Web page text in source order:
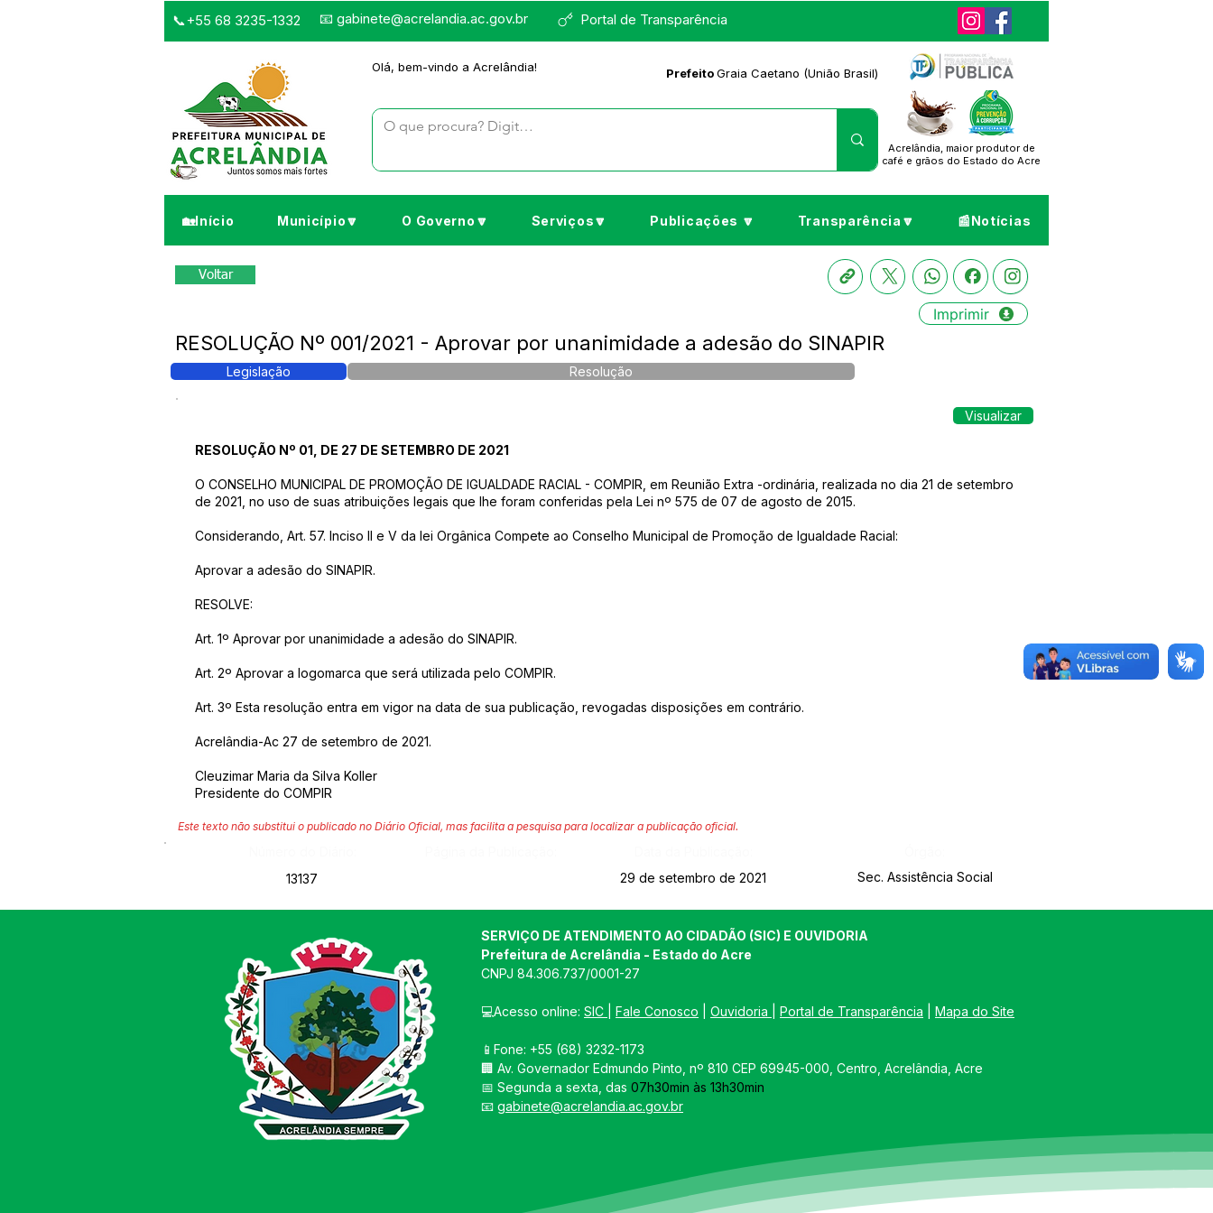
Portal de Transparência
📞+55 68 3235-1332 📧 gabinete@acrelandia.ac.gov.br
Olá, bem-vindo a Acrelândia! PrefeitoGraia Caetano (União Brasil)
Acrelândia, maior produtor de
café e grãos do Estado do Acre
🏡Início Município🔽 O Governo🔽 Serviços🔽 Publicações 🔽 Transparência🔽 📰Notícias
Voltar
Imprimir
RESOLUÇÃO Nº 001/2021 - Aprovar por unanimidade a adesão do SINAPIR
Legislação Resolução
Visualizar
RESOLUÇÃO Nº 01, DE 27 DE SETEMBRO DE 2021
O CONSELHO MUNICIPAL DE PROMOÇÃO DE IGUALDADE RACIAL - COMPIR, em Reunião Extra -ordinária, realizada no dia 21 de setembro
de 2021, no uso de suas atribuições legais que lhe foram conferidas pela Lei nº 575 de 07 de agosto de 2015.
Considerando, Art. 57. Inciso II e V da lei Orgânica Compete ao Conselho Municipal de Promoção de Igualdade Racial:
Aprovar a adesão do SINAPIR.
RESOLVE:
Art. 1º Aprovar por unanimidade a adesão do SINAPIR.
Art. 2º Aprovar a logomarca que será utilizada pelo COMPIR.
Art. 3º Esta resolução entra em vigor na data de sua publicação, revogadas disposições em contrário.
Acrelândia-Ac 27 de setembro de 2021.
Cleuzimar Maria da Silva Koller
Presidente do COMPIR
Este texto não substitui o publicado no Diário Oficial, mas facilita a pesquisa para localizar a publicação oficial.
13137
29 de setembro de 2021 Sec. Assistência Social
SERVIÇO DE ATENDIMENTO AO CIDADÃO (SIC) E OUVIDORIA
Prefeitura de Acrelândia - Estado do Acre
CNPJ 84.306.737/0001-27
💻Acesso online: SIC Fale Conosco Ouvidoria Portal de Transparência Mapa do Site
📱Fone: +55 (68) 3232-1173
🏢 Av. Governador Edmundo Pinto, nº 810 CEP 69945-000, Centro, Acrelândia, Acre
📅 Segunda a sexta, das 07h30min às 13h30min
📧 gabinete@acrelandia.ac.gov.br